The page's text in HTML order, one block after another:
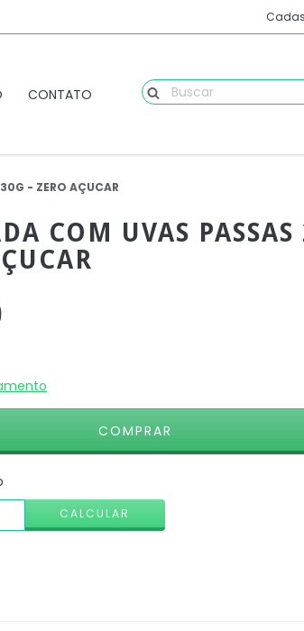
CONTATO
- ZERO AÇUCAR
COM UVAS PASSAS
CALCULAR